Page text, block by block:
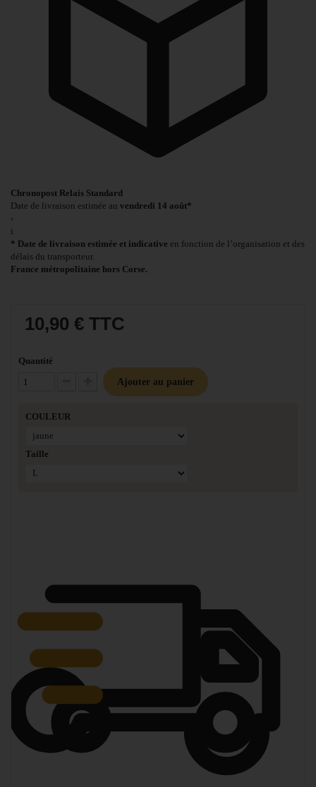
Chronopost Relais Standard
Date de livraison estimée au vendredi 14 août*
›
i
* Date de livraison estimée et indicative en fonction de l’organisation et des
délais du transporteur.
France métropolitaine hors Corse.
10,90 € TTC
Quantité
Diminuer la quantité
Augmenter la quantité
Ajouter au panier
COULEUR
Taille